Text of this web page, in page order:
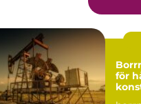
Borrning
för